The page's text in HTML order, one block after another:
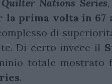
Quilter Nations Series
prima volta in 67
di
Di certo invece il
totale mostrato
.